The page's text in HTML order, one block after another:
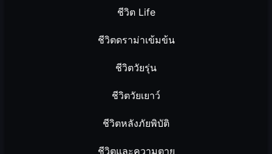
ชีวิต Life
ชีวิตดราม่าเข้มข้น
ชีวิตวัยรุ่น
ชีวิตวัยเยาว์
ชีวิตหลังภัยพิบัติ
ชีวิตและความตาย